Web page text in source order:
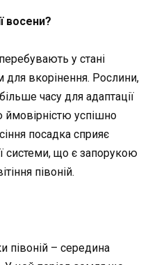
восени?
у стані
вкорінення. Рослини,
часу для адаптації
успішно
посадка сприяє
системи, що є запорукою
півоній.
півоній – середина